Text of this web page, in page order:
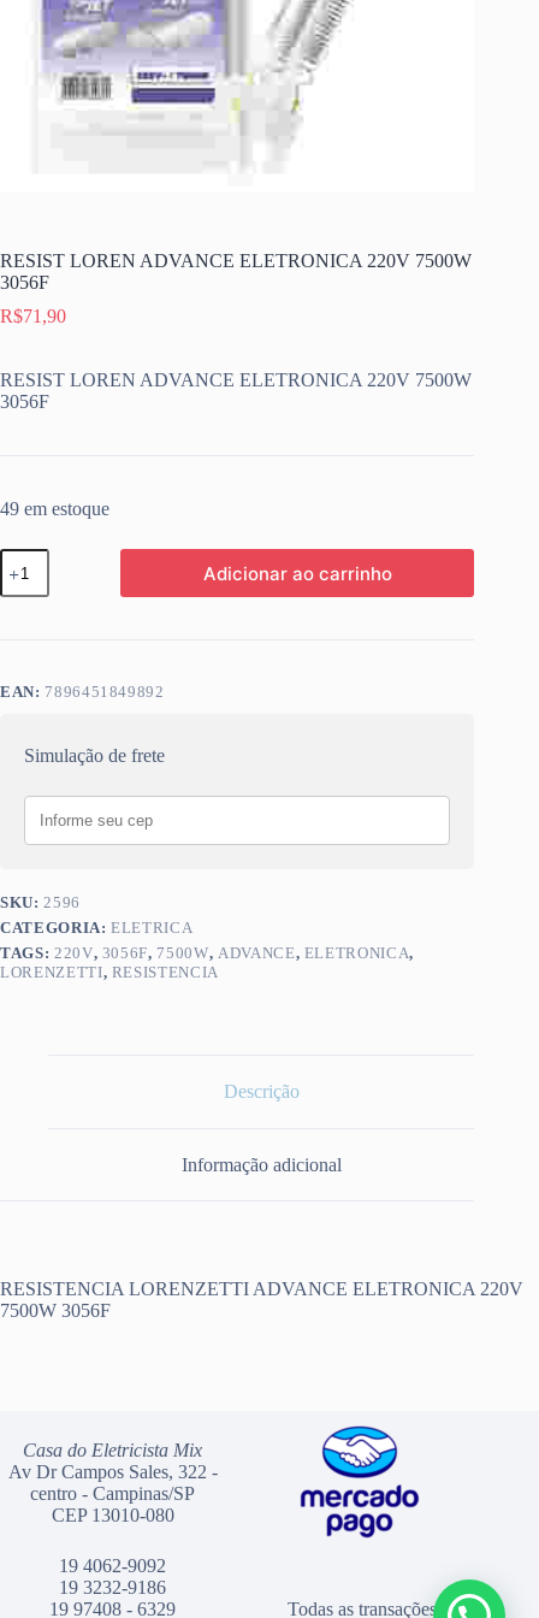
RESIST LOREN ADVANCE ELETRONICA 220V 7500W
3056F
R$71,90
RESIST LOREN ADVANCE ELETRONICA 220V 7500W
3056F
49 em estoque
RESIST
LOREN
ADVANCE
quantidade
Adicionar ao carrinho
EAN: 7896451849892
Simulação de frete
SKU:2596
CATEGORIA:ELETRICA
TAGS: 220V, 3056F, 7500W, ADVANCE, ELETRONICA,
LORENZETTI, RESISTENCIA
Descrição
Informação adicional
RESISTENCIA LORENZETTI ADVANCE ELETRONICA 220V
7500W 3056F
Casa do Eletricista Mix
Av Dr Campos Sales, 322 -
centro - Campinas/SP
CEP 13010-080
19 4062-9092
19 3232-9186
19 97408 - 6329
Todas as transações